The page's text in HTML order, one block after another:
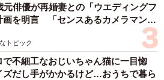
元俳優が再婚妻との「ウエディングフ
画を明言 「センスあるカメラマン求
トピック
で不細工なおじいちゃん猫に一目惚
だし手がかかるけど…おうちで暮ら